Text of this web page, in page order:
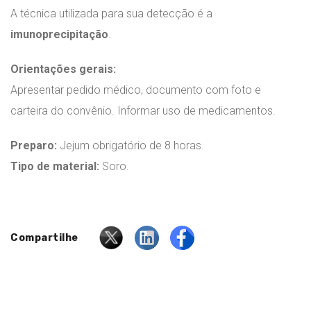
A técnica utilizada para sua detecção é a
imunoprecipitação.
Orientações gerais:
Apresentar pedido médico, documento com foto e
carteira do convênio. Informar uso de medicamentos.
Preparo: Jejum obrigatório de 8 horas.
Tipo de material: Soro.
Compartilhe